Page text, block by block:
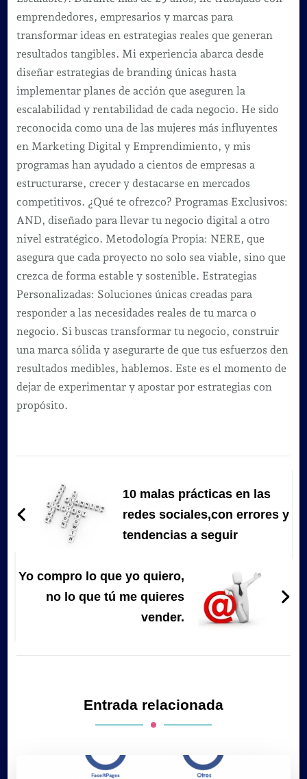
emprendedores, empresarios y marcas para
transformar ideas en estrategias reales que generan
resultados tangibles. Mi experiencia abarca desde
diseñar estrategias de branding únicas hasta
implementar planes de acción que aseguren la
escalabilidad y rentabilidad de cada negocio. He sido
reconocida como una de las mujeres más influyentes
en Marketing Digital y Emprendimiento, y mis
programas han ayudado a cientos de empresas a
estructurarse, crecer y destacarse en mercados
competitivos. ¿Qué te ofrezco? Programas Exclusivos:
AND, diseñado para llevar tu negocio digital a otro
nivel estratégico. Metodología Propia: NERE, que
asegura que cada proyecto no solo sea viable, sino que
crezca de forma estable y sostenible. Estrategias
Personalizadas: Soluciones únicas creadas para
responder a las necesidades reales de tu marca o
negocio. Si buscas transformar tu negocio, construir
una marca sólida y asegurarte de que tus esfuerzos den
resultados medibles, hablemos. Este es el momento de
dejar de experimentar y apostar por estrategias con
propósito.
entradas
10 malas prácticas en las
redes sociales,con errores y
tendencias a seguir
Yo compro lo que yo quiero,
no lo que tú me quieres
vender.
Entrada relacionada